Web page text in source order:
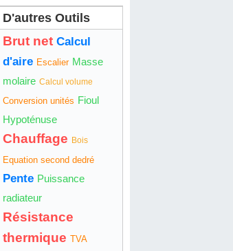
D'autres Outils
Brut net Calcul
d'aire Escalier Masse
molaire Calcul volume
Conversion unités Fioul
Hypoténuse
Chauffage Bois
Equation second dedré
Pente Puissance
radiateur
Résistance
thermique TVA